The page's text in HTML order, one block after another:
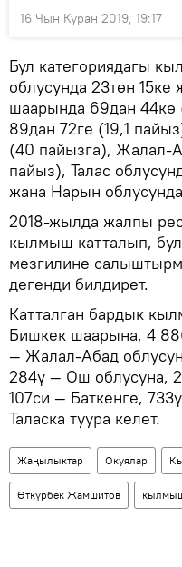
16 Чын Куран 2019, 19:17
Бул категориядагы
облусунда 23төн
шаарында 69дан 44кө
89дан 72ге (19,1
(40 пайызга), Жалал-
пайыз), Талас
жана Нарын
2018-жылда жалпы
кылмыш катталып,
мезгилине
дегенди билдирет.
Катталган бардык
Бишкек шаарына, 4
— Жалал-Абад
284ү — Ош облусуна,
107си — Баткенге,
Таласка туура келет.
Жаңылыктар Окуялар
Өткүрбек Жамшитов